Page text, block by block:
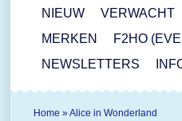
NIEUW
VERWACHT
MERKEN
F2HO
NEWSLETTERS
Home »Alice in Wonderland